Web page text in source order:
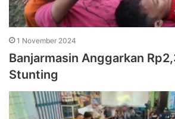
1 November 2024
Banjarmasin Anggarkan
Stunting